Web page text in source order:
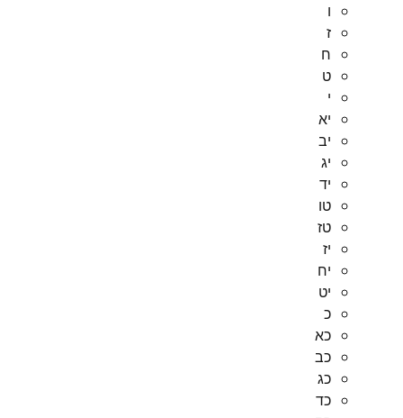
ו
ז
ח
ט
י
יא
יב
יג
יד
טו
טז
יז
יח
יט
כ
כא
כב
כג
כד